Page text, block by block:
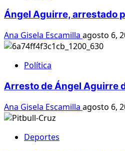
Ángel Aguirre, arrestado
Ana Gisela Escamilla agosto 6,
Política
Arresto de Ángel Aguirre
Ana Gisela Escamilla agosto 6,
Deportes